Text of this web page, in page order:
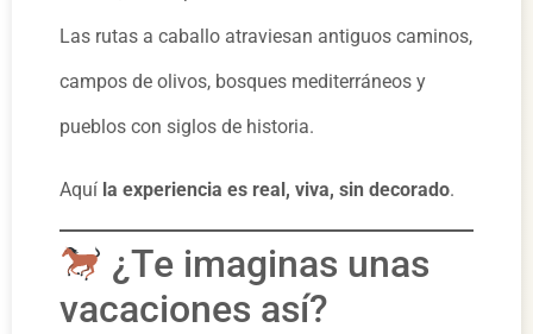
Las rutas a caballo atraviesan antiguos caminos,
campos de olivos, bosques mediterráneos y
pueblos con siglos de historia.
Aquí la experiencia es real, viva, sin decorado.
¿Te imaginas unas
vacaciones así?